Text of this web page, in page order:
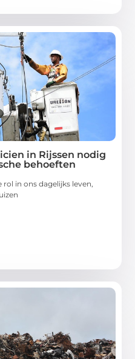
in Rijssen nodig
behoeften
in ons dagelijks leven,